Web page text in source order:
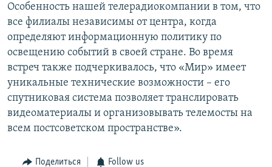
Особенность нашей телерадиокомпании в том, что
все филиалы независимы от центра, когда
определяют информационную политику по
освещению событий в своей стране. Во время
встреч также подчеркивалось, что «Мир» имеет
уникальные технические возможности – его
спутниковая система позволяет транслировать
видеоматериалы и организовывать телемосты на
всем постсоветском пространстве».
Поделиться Follow us